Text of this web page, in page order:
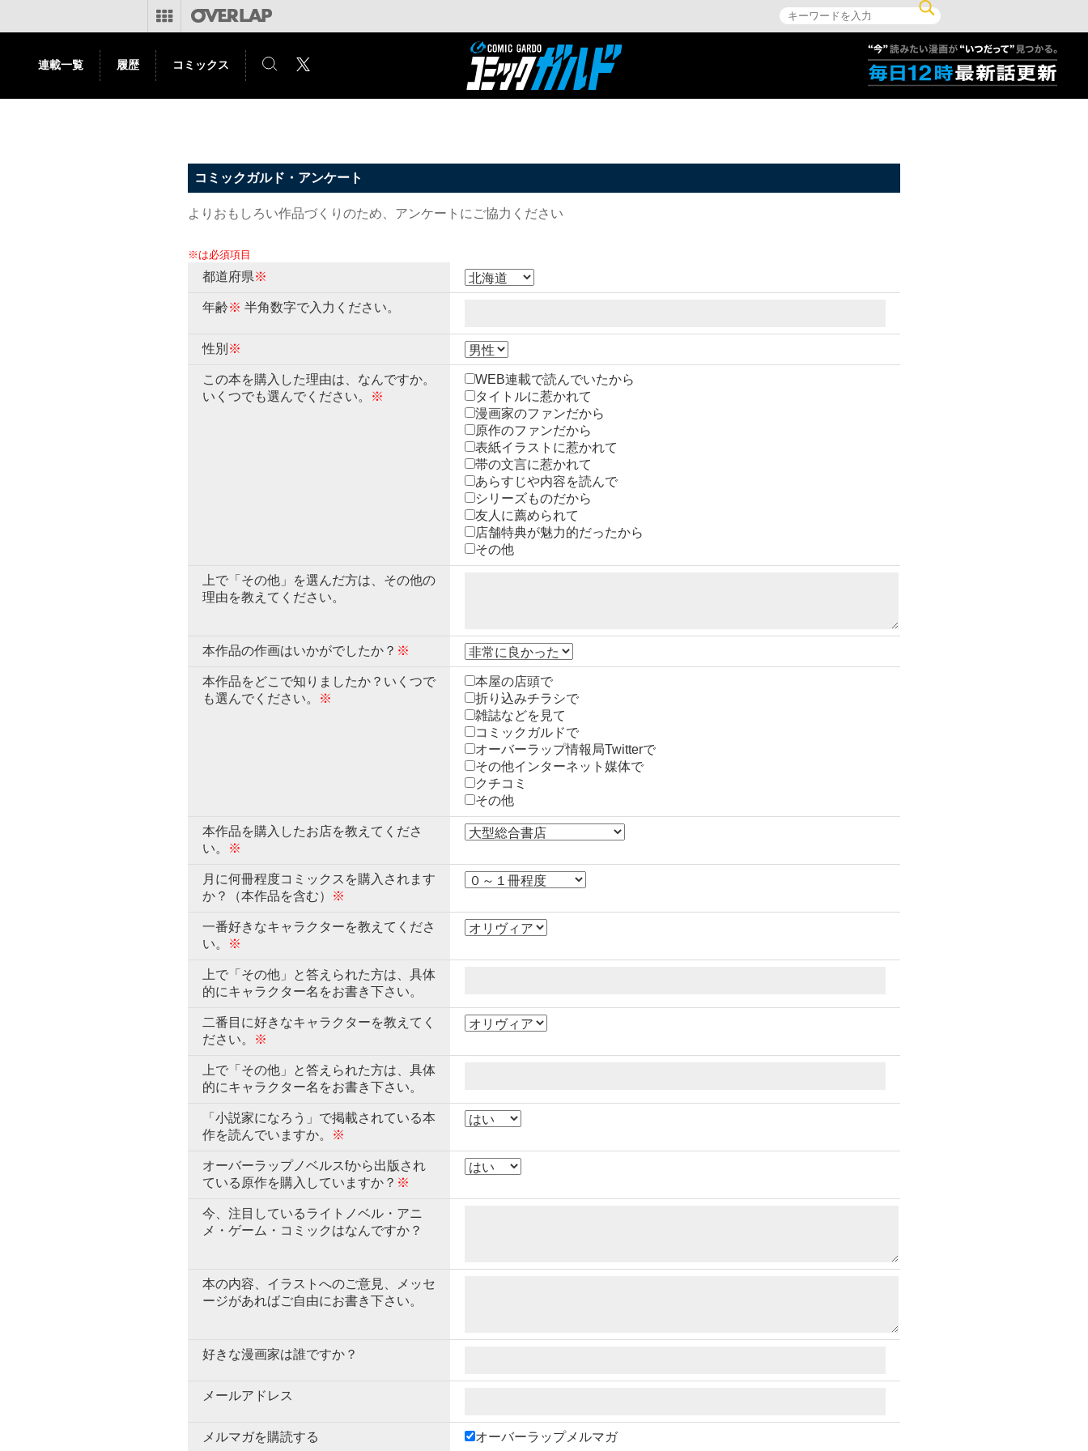
連載一覧 履歴 コミックス
コミックガルド・アンケート
よりおもしろい作品づくりのため、アンケートにご協力ください
※は必須項目
都道府県※
年齢※ 半角数字で入力ください。
性別 ※
この本を購入した理由は、なんですか。
いくつでも選んでください。
※
WEB連載で読んでいたから
タイトルに惹かれて
漫画家のファンだから
原作のファンだから
表紙イラストに惹かれて
帯の文言に惹かれて
あらすじや内容を読んで
シリーズものだから
友人に薦められて
店舗特典が魅力的だったから
その他
上で「その他」を選んだ方は、その他の
理由を教えてください。
本作品の作画はいかがでしたか？ ※
本作品をどこで知りましたか？いくつで
も選んでください。
※
本屋の店頭で
折り込みチラシで
雑誌などを見て
コミックガルドで
オーバーラップ情報局Twitterで
その他インターネット媒体で
クチコミ
その他
本作品を購入したお店を教えてくださ
い。
※
月に何冊程度コミックスを購入されます
か？（本作品を含む）
※
一番好きなキャラクターを教えてくださ
い。
※
上で「その他」と答えられた方は、具体
的にキャラクター名をお書き下さい。
二番目に好きなキャラクターを教えてく
ださい。
※
上で「その他」と答えられた方は、具体
的にキャラクター名をお書き下さい。
「小説家になろう」で掲載されている本
作を読んでいますか。
※
オーバーラップノベルスfから出版され
ている原作を購入していますか？ ※
今、注目しているライトノベル・アニ
メ・ゲーム・コミックはなんですか？
本の内容、イラストへのご意見、メッセ
ージがあればご自由にお書き下さい。
好きな漫画家は誰ですか？
メールアドレス
メルマガを購読する オーバーラップメルマガ